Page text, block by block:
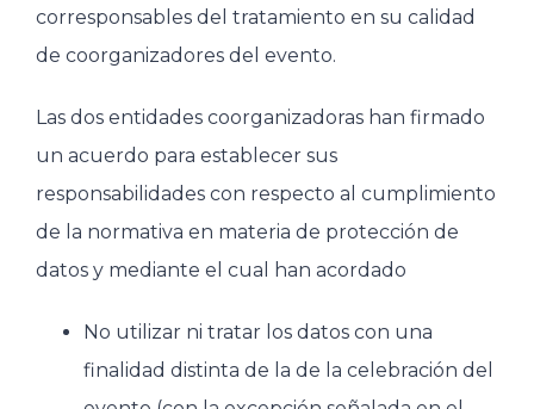
corresponsables del tratamiento en su calidad
de coorganizadores del evento.
Las dos entidades coorganizadoras han firmado
un acuerdo para establecer sus
responsabilidades con respecto al cumplimiento
de la normativa en materia de protección de
datos y mediante el cual han acordado
No utilizar ni tratar los datos con una
finalidad distinta de la de la celebración del